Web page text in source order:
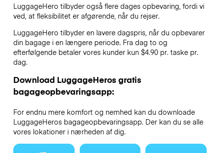
LuggageHero tilbyder også flere dages opbevaring, fordi vi
ved, at fleksibilitet er afgørende, når du rejser.
LuggageHero tilbyder en lavere dagspris, når du opbevarer
din bagage i en længere periode. Fra dag to og
efterfølgende betaler vores kunder kun $4.90 pr. taske pr.
dag.
Download LuggageHeros gratis
bagageopbevaringsapp:
For endnu mere komfort og nemhed kan du downloade
LuggageHeros bagageopbevaringsapp. Der kan du se alle
vores lokationer i nærheden af dig.